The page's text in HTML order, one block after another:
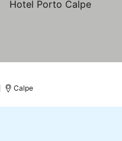
Calpe